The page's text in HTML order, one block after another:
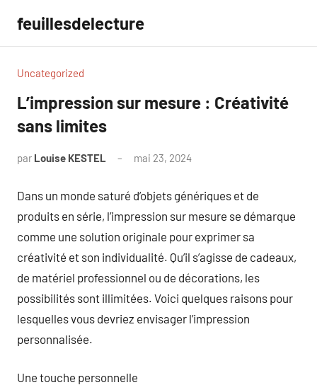
contenu
feuillesdelecture
Uncategorized
L’impression sur mesure : Créativité
sans limites
par Louise KESTEL mai 23, 2024
Dans un monde saturé d’objets génériques et de
produits en série, l’impression sur mesure se démarque
comme une solution originale pour exprimer sa
créativité et son individualité. Qu’il s’agisse de cadeaux,
de matériel professionnel ou de décorations, les
possibilités sont illimitées. Voici quelques raisons pour
lesquelles vous devriez envisager l’impression
personnalisée.
Une touche personnelle